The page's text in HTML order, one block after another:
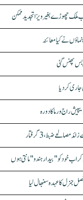
نے کیا معائنہ
بس پھنس گئی
راج ورما کا دورہ
اب خود کو "بیدار ہندو" مانتی ہوں
جنرل کا عہدہ سنبھال لیا